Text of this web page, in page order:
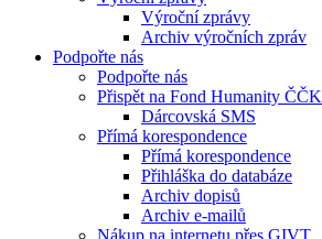
Výroční zprávy
Archiv výročních zpráv
Podpořte nás
Podpořte nás
Přispět na Fond Humanity ČČK
Dárcovská SMS
Přímá korespondence
Přímá korespondence
Přihláška do databáze
Archiv dopisů
Archiv e-mailů